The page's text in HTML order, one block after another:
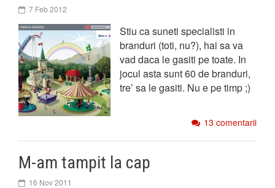
7 Feb 2012
Stiu ca suneti specialisti in
branduri (toti, nu?), hai sa va
vad daca le gasiti pe toate. In
jocul asta sunt 60 de branduri,
tre’ sa le gasiti. Nu e pe timp ;)
13 comentarii
M-am tampit la cap
16 Nov 2011